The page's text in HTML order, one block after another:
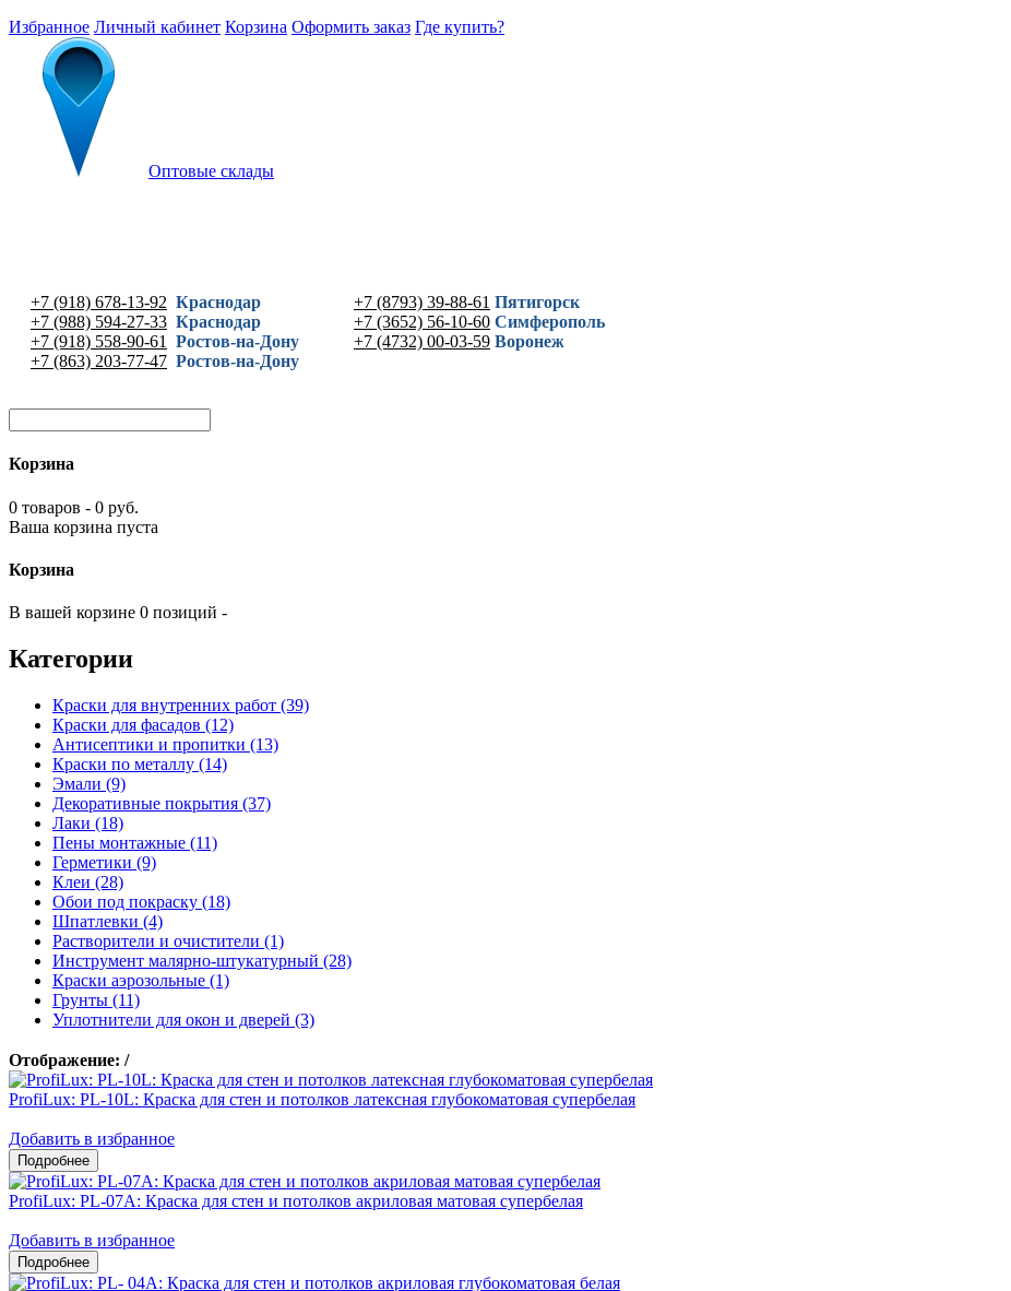
Избранное Личный кабинет Корзина Оформить заказ Где купить?
Оптовые склады
+7 (918) 678-13-92 Краснодар
+7 (988) 594-27-33 Краснодар
+7 (918) 558-90-61
Ростов-на-Дону
+7 (863) 203-77-47 Ростов-на-Дону
+7 (8793) 39-88-61 Пятигорск
+7 (3652) 56-10-60 Симферополь
+7 (4732) 00-03-59 Воронеж
Корзина
0 товаров - 0 руб.
Ваша корзина пуста
Корзина
В вашей корзине 0 позиций -
Категории
Краски для внутренних работ (39)
Краски для фасадов (12)
Антисептики и пропитки (13)
Краски по металлу (14)
Эмали (9)
Декоративные покрытия (37)
Лаки (18)
Пены монтажные (11)
Герметики (9)
Клеи (28)
Обои под покраску (18)
Шпатлевки (4)
Растворители и очистители (1)
Инструмент малярно-штукатурный (28)
Краски аэрозольные (1)
Грунты (11)
Уплотнители для окон и дверей (3)
Отображение: /
ProfiLux: PL-10L: Краска для стен и потолков латексная глубокоматовая супербелая
Добавить в избранное
ProfiLux: PL-07А: Краска для стен и потолков акриловая матовая супербелая
Добавить в избранное